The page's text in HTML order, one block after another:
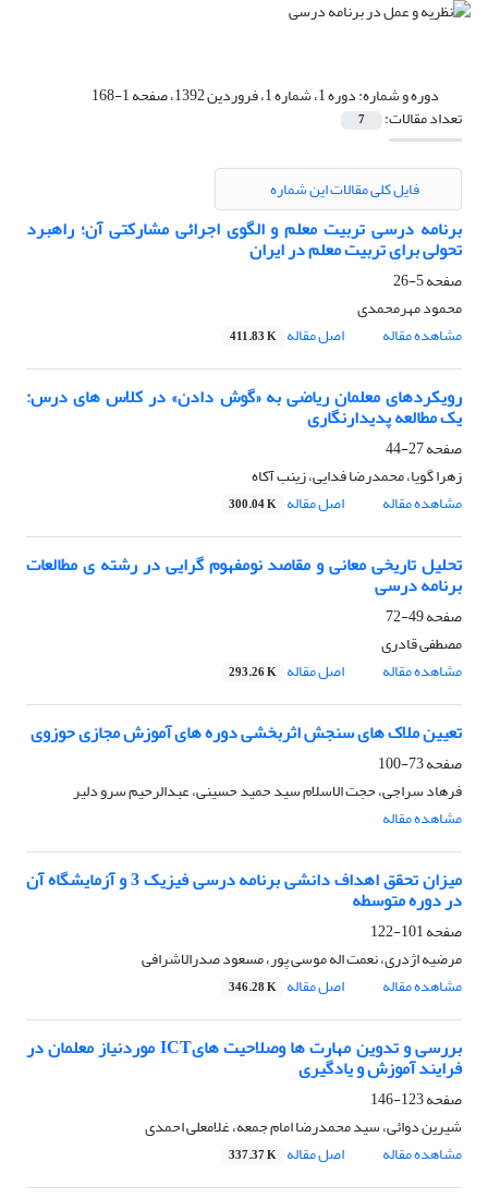
دوره و شماره:دوره 1، شماره 1، فروردین 1392، صفحه 1-168
تعداد مقالات: 7
فایل کلی مقالات این شماره
برنامه‏ درسی تربیت معلم و الگوی اجرائی مشارکتی آن؛ راهبرد
تحولی برای تربیت معلم در ایران
صفحه5-26
محمود مهرمحمدی
مشاهده مقاله
اصل مقاله 411.83 K
رویکردهای معلمان ریاضی به «گوش ‏دادن» در کلاس ‏های درس:
یک مطالعه پدیدارنگاری
صفحه27-44
زهرا گویا، محمدرضا فدایی، زینب آکاه
مشاهده مقاله
اصل مقاله 300.04 K
تحلیل تاریخی معانی و مقاصد نومفهوم‏ گرایی در رشته‏ ی مطالعات
برنامه درسی
صفحه49-72
مصطفی قادری
مشاهده مقاله
اصل مقاله 293.26 K
تعیین ملاک ‏های سنجش اثربخشی دوره ‏های آموزش مجازی حوزوی
صفحه73-100
فرهاد سراجی، حجت الاسلام سید حمید حسینی، عبدالرحیم سرو دلیر
مشاهده مقاله
میزان تحقق اهداف دانشی برنامه درسی فیزیک 3 و آزمایشگاه آن
در دوره متوسطه
صفحه101-122
مرضیه اژدری، نعمت اله موسی پور، مسعود صدرالاشرافی
مشاهده مقاله
اصل مقاله 346.28 K
بررسی و تدوین مهارت‏ ها وصلاحیت‏ هایICT موردنیاز معلمان در
فرایند آموزش و یادگیری
صفحه123-146
شیرین دوائی، سید محمدرضا امام جمعه، غلامعلی احمدی
مشاهده مقاله
اصل مقاله 337.37 K